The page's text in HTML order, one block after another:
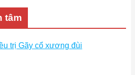
tâm
trị Gãy cổ xương đùi